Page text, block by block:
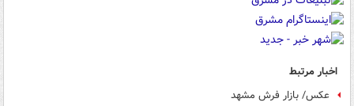
اخبار مرتبط
عکس/ بازار فرش مشهد